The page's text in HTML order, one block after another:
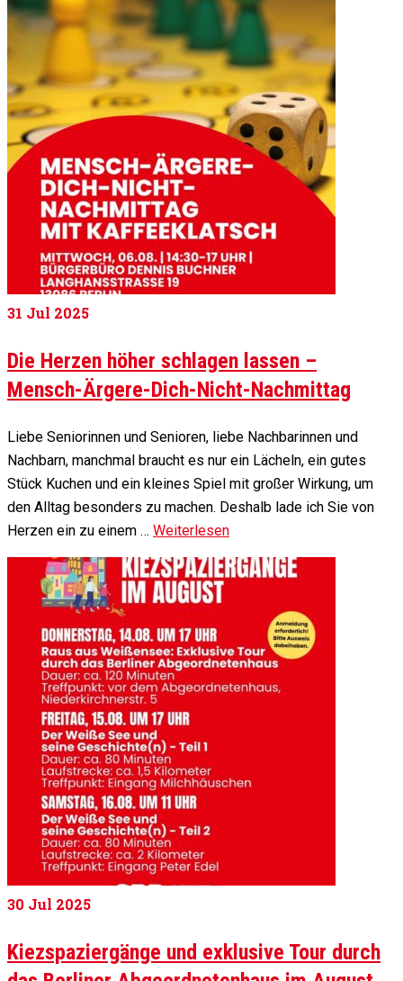
31 Jul 2025
Die Herzen höher schlagen lassen –
Mensch-Ärgere-Dich-Nicht-Nachmittag
Liebe Seniorinnen und Senioren, liebe Nachbarinnen und
Nachbarn, manchmal braucht es nur ein Lächeln, ein gutes
Stück Kuchen und ein kleines Spiel mit großer Wirkung, um
den Alltag besonders zu machen. Deshalb lade ich Sie von
Herzen ein zu einem … Weiterlesen
30 Jul 2025
Kiezspaziergänge und exklusive Tour durch